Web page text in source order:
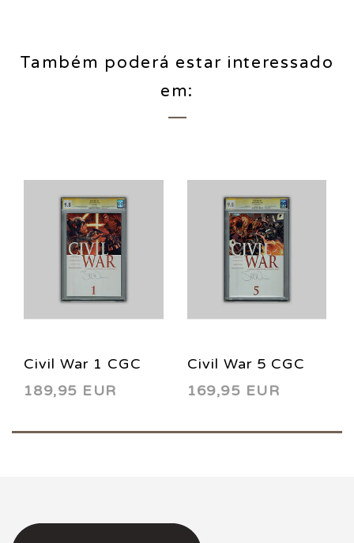
Também poderá estar interessado
em:
Civil War 1 CGC
9.8 Signature
189,95 EUR
Civil War 5 CGC
9.8 Signature
169,95 EUR